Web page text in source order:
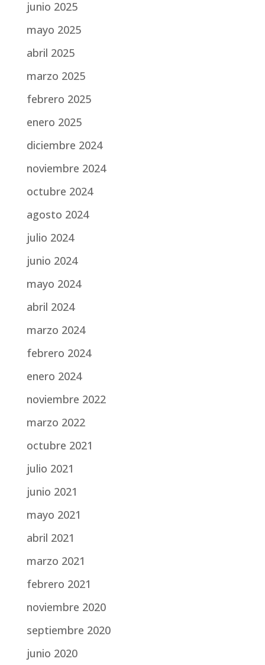
junio 2025
mayo 2025
abril 2025
marzo 2025
febrero 2025
enero 2025
diciembre 2024
noviembre 2024
octubre 2024
agosto 2024
julio 2024
junio 2024
mayo 2024
abril 2024
marzo 2024
febrero 2024
enero 2024
noviembre 2022
marzo 2022
octubre 2021
julio 2021
junio 2021
mayo 2021
abril 2021
marzo 2021
febrero 2021
noviembre 2020
septiembre 2020
junio 2020